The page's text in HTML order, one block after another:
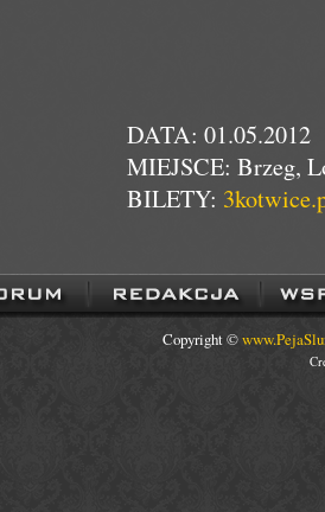
DATA: 01.05.2012
MIEJSCE: Brzeg,
BILETY:
Copyright ©